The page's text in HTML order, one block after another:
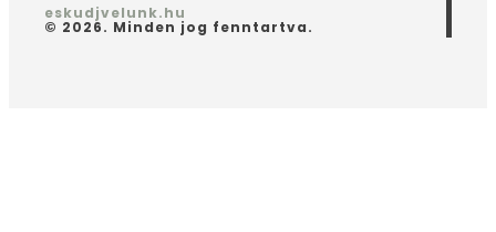
eskudjvelunk.hu
© 2026. Minden jog fenntartva.